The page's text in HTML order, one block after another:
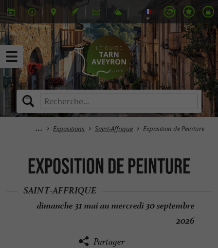
Expositions Saint-Affrique Exposition de Peinture
Exposition de Peinture
SAINT-AFFRIQUE
dimanche 31 mai au mercredi 30 septembre
2026
Partager